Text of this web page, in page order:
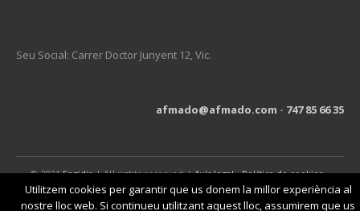
Seu Social: Carrer Doctor Junyent 12, Vic.
afmado@afmado.com - 747 85 66 35
© 2021Engidia| All rights reserved |Avís legal-Política de cookies-
Política de privacitat
Utilitzem cookies per garantir que us donem la millor experiència al
nostre lloc web. Si continueu utilitzant aquest lloc, assumirem que us